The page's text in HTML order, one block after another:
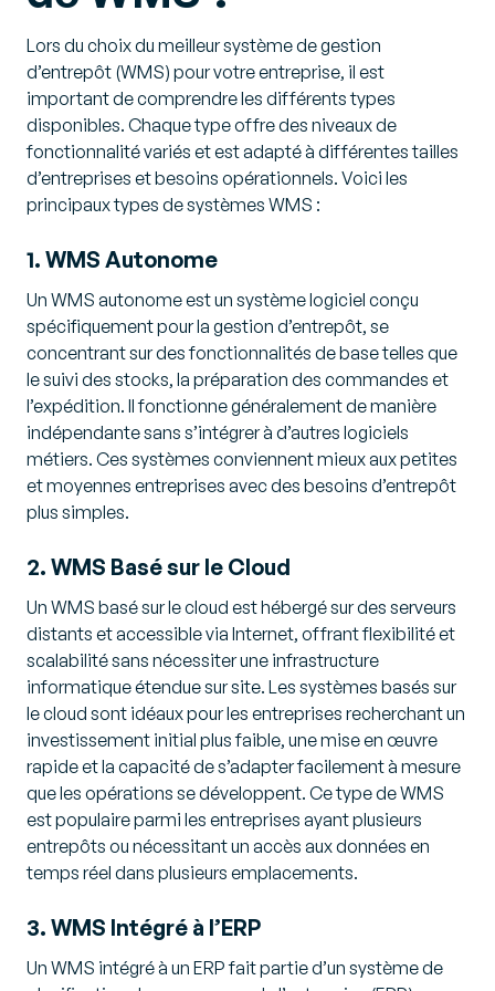
Lors du choix du meilleur système de gestion
d’entrepôt (WMS) pour votre entreprise, il est
important de comprendre les différents types
disponibles. Chaque type offre des niveaux de
fonctionnalité variés et est adapté à différentes tailles
d’entreprises et besoins opérationnels. Voici les
principaux types de systèmes WMS :
1. WMS Autonome
Un WMS autonome est un système logiciel conçu
spécifiquement pour la gestion d’entrepôt, se
concentrant sur des fonctionnalités de base telles que
le suivi des stocks, la préparation des commandes et
l’expédition. Il fonctionne généralement de manière
indépendante sans s’intégrer à d’autres logiciels
métiers. Ces systèmes conviennent mieux aux petites
et moyennes entreprises avec des besoins d’entrepôt
plus simples.
2. WMS Basé sur le Cloud
Un WMS basé sur le cloud est hébergé sur des serveurs
distants et accessible via Internet, offrant flexibilité et
scalabilité sans nécessiter une infrastructure
informatique étendue sur site. Les systèmes basés sur
le cloud sont idéaux pour les entreprises recherchant un
investissement initial plus faible, une mise en œuvre
rapide et la capacité de s’adapter facilement à mesure
que les opérations se développent. Ce type de WMS
est populaire parmi les entreprises ayant plusieurs
entrepôts ou nécessitant un accès aux données en
temps réel dans plusieurs emplacements.
3. WMS Intégré à l’ERP
Un WMS intégré à un ERP fait partie d’un système de